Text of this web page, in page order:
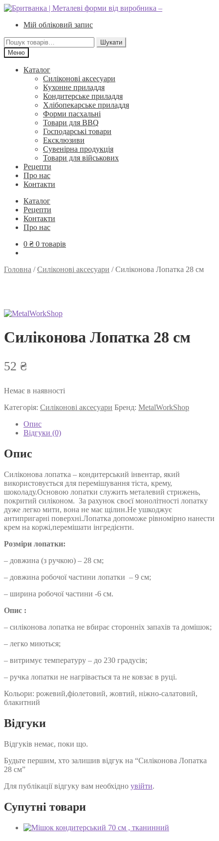
Перейти
навігації
Перейти
вмістуМій обліковий запис
Шукати:
Шукати
Меню
Каталог
Силіконові аксесуари
Кухонне приладдя
Кондитерське приладдя
Хлібопекарське приладдя
Форми пасхальні
Товари для BBQ
Господарські товари
Ексклюзиви
Сувенірна продукція
Товари для військових
Рецепти
Про нас
Контакти
Каталог
Рецепти
Контакти
Про нас
0 ₴ 0 товарів
Головна /Силіконові аксесуари /Силіконова Лопатка 28 см
Силіконова Лопатка 28 см
52 ₴
Немає в наявності
Категорія: Силіконові аксесуари Бренд: MetalWorkShop
Опис
Відгуки (0)
Опис
Силіконова лопатка – кондитерський інвентар, який
використовується для перемішування тіста, крему,
шоколаду.Основою лопатки служить металевий стрижень,
покритий силіконом. За рахунок своєї монолітності лопатку
дуже легко мити, вона не має щілин.Не ушкоджує
антипригарні поверхні.Лопатка допоможе рівномірно нанести
крем на коржі,перемішати інгредієнти.
Розміри лопатки:
– довжина (з ручкою) – 28 см;
– довжина робочої частини лопатки – 9 см;
– ширина робочої частини -6 см.
Опис :
– силіконова лопатка не вбирає сторонніх запахів та домішок;
– легко миються;
– витримує температуру – до 230 градусів;
– ручка лопатки не нагрівається та не ковзає в руці.
Кольори: рожевий,фіолетовий, жовтий, ніжно-салатовий,
блакитний
Відгуки
Відгуків немає, поки що.
Будьте першим, хто залишив відгук на “Силіконова Лопатка
28 см”
Для публікації відгуку вам необхідно увійти.
Супутні товари